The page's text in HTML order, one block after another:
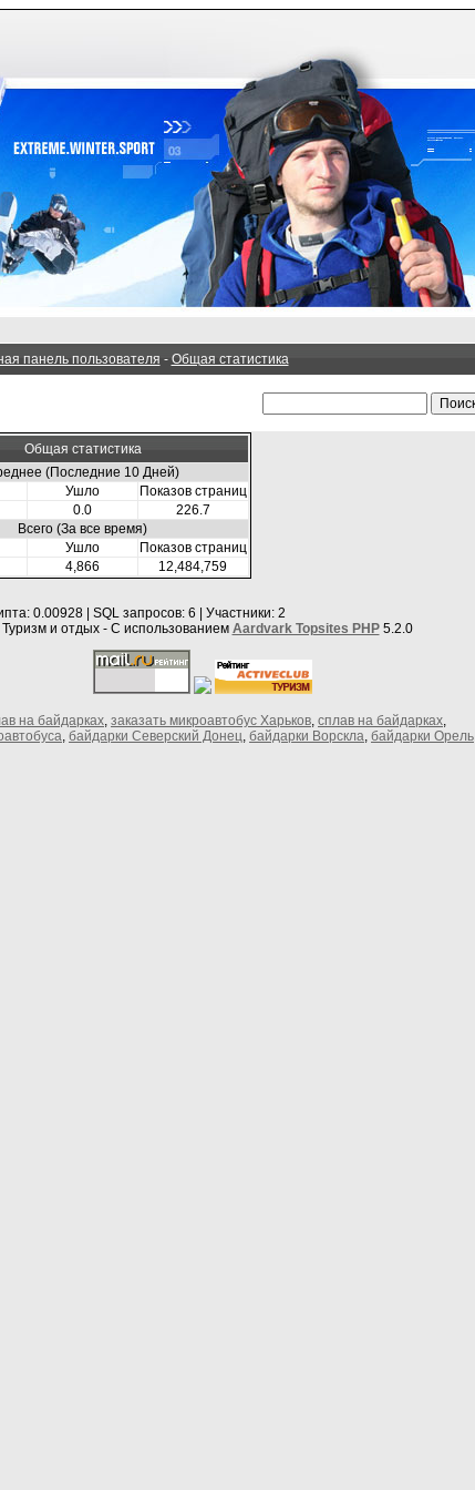
панель пользователя - Общая статистика
Общая статистика
(Последние 10 Дней)
Ушло
Показов страниц
0.0
226.7
Всего (За все время)
Ушло
Показов страниц
4,866 12,484,759
0.00928 | SQL запросов: 6 | Участники: 2
Туризм и отдых - С использованием Aardvark Topsites PHP5.2.0
на байдарках, заказать микроавтобус Харьков, сплав на байдарках,
, байдарки Северский Донец, байдарки Ворскла, байдарки Орель